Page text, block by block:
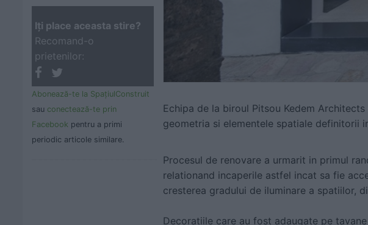
Iţi place aceasta stire?
Recomand-o
prietenilor:
Abonează-te la SpaţiulConstruit
sau conectează-te prin
Facebook pentru a primi
periodic articole similare.
Echipa de la biroul Pitsou Kedem
geometria si elementele spatiale definitorii
Procesul de renovare a urmarit in primul
relationand incaperile astfel incat sa fie
cresterea gradului de iluminare a spatiilor,
Decoratiile care au fost adaugate pe